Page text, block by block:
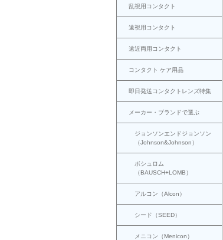
乱視用コンタクト
遠視用コンタクト
遠近両用コンタクト
コンタクト ケア用品
即日発送コンタクトレンズ特集
メーカー・ブランドで選ぶ
ジョンソンエンドジョンソン
（Johnson&Johnson）
ボシュロム
（BAUSCH+LOMB）
アルコン（Alcon）
シード（SEED）
メニコン（Menicon）